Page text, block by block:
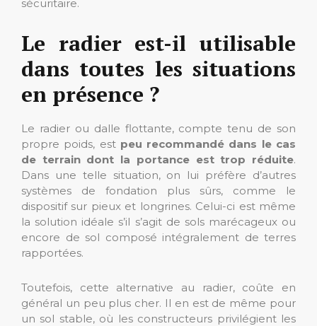
sécuritaire.
Le radier est-il utilisable
dans toutes les situations
en présence ?
Le radier ou dalle flottante, compte tenu de son
propre poids, est peu recommandé dans le cas
de terrain dont la portance est trop réduite.
Dans une telle situation, on lui préfère d’autres
systèmes de fondation plus sûrs, comme le
dispositif sur pieux et longrines. Celui-ci est même
la solution idéale s’il s’agit de sols marécageux ou
encore de sol composé intégralement de terres
rapportées.
Toutefois, cette alternative au radier, coûte en
général un peu plus cher. Il en est de même pour
un sol stable, où les constructeurs privilégient les